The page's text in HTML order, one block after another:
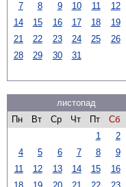
7
8 9 10 11 12
14
15 16 17 18 19
21
22 23 24 25 26
28
29 30 31
листопад
Пн
Вт Ср Чт Пт Сб
1
2
4
5 6 7 8 9
11
12 13 14 15 16